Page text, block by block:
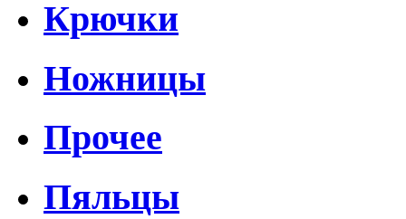
Крючки
Ножницы
Прочее
Пяльцы